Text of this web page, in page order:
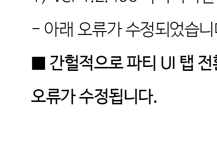
- 아래 오류가 수정되었습
■ 간헐적으로 파티 UI 탭
오류가 수정됩니다.